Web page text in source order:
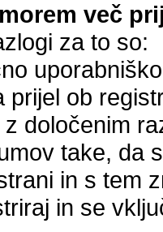
več
za to so:
prijel ob
določenim
take, da
in s tem
in se